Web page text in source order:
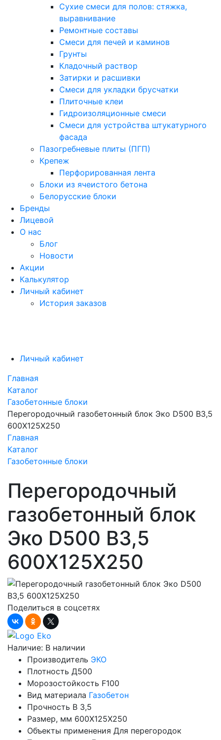
Сухие смеси для полов: стяжка,
выравнивание
Ремонтные составы
Смеси для печей и каминов
Грунты
Кладочный раствор
Затирки и расшивки
Смеси для укладки брусчатки
Плиточные клеи
Гидроизоляционные смеси
Смеси для устройства штукатурного
фасада
Пазогребневые плиты (ПГП)
Крепеж
Перфорированная лента
Блоки из ячеистого бетона
Белорусские блоки
Бренды
Лицевой
О нас
Блог
Новости
Акции
Калькулятор
Личный кабинет
История заказов
Личный кабинет
Главная
Каталог
Газобетонные блоки
Перегородочный газобетонный блок Эко D500 B3,5
600X125X250
Главная
Каталог
Газобетонные блоки
Перегородочный
газобетонный блок
Эко D500 B3,5
600X125X250
Поделиться в соцсетях
Наличие: В наличии
Производитель ЭКО
Плотность Д500
Морозостойкость F100
Вид материала Газобетон
Прочность B 3,5
Размер, мм 600X125X250
Объекты применения Для перегородок